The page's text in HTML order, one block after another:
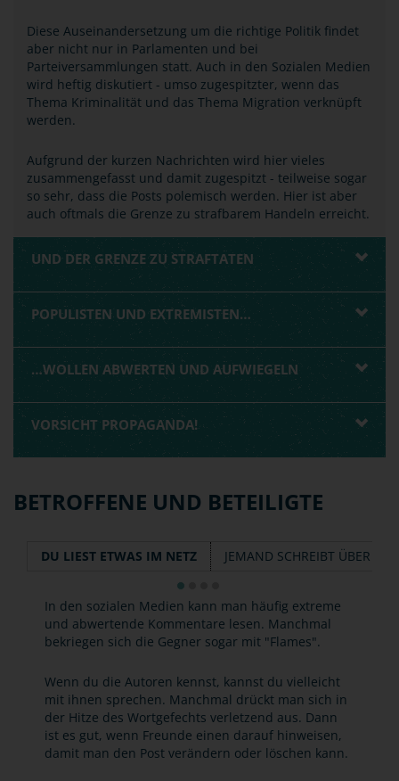
Diese Auseinandersetzung um die richtige Politik findet
aber nicht nur in Parlamenten und bei
Parteiversammlungen statt. Auch in den Sozialen Medien
wird heftig diskutiert - umso zugespitzter, wenn das
Thema Kriminalität und das Thema Migration verknüpft
werden.
Aufgrund der kurzen Nachrichten wird hier vieles
zusammengefasst und damit zugespitzt - teilweise sogar
so sehr, dass die Posts polemisch werden. Hier ist aber
auch oftmals die Grenze zu strafbarem Handeln erreicht.
UND DER GRENZE ZU STRAFTATEN
POPULISTEN UND EXTREMISTEN…
…WOLLEN ABWERTEN UND AUFWIEGELN
VORSICHT PROPAGANDA!
BETROFFENE UND BETEILIGTE
DU LIEST ETWAS IM NETZ JEMAND SCHREIBT ÜBER
In den sozialen Medien kann man häufig extreme
und abwertende Kommentare lesen. Manchmal
bekriegen sich die Gegner sogar mit "Flames".
Wenn du die Autoren kennst, kannst du vielleicht
mit ihnen sprechen. Manchmal drückt man sich in
der Hitze des Wortgefechts verletzend aus. Dann
ist es gut, wenn Freunde einen darauf hinweisen,
damit man den Post verändern oder löschen kann.